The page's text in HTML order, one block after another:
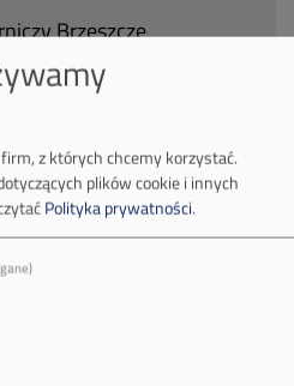
Brzeszcze
1
Brzeszcze
dla mediów:
sa.pl
32 618 56 02
7:00-15:00)
z których chcemy korzystać.
plików cookie i innych
Polityka prywatności.